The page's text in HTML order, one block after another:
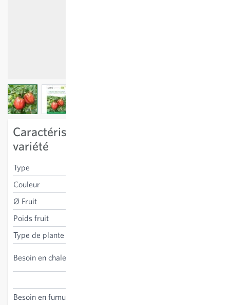
View larger imageView larger image
Caractéristiques spécifiques à la
variété
Type
Couleur
Ø Fruit
Poids fruit
Type de plante
Besoin en chaleur
Besoin en fumure